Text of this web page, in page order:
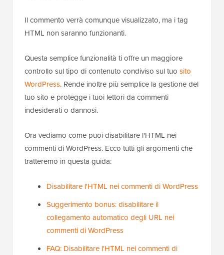
Il commento verrà comunque visualizzato, ma i tag
HTML non saranno funzionanti.
Questa semplice funzionalità ti offre un maggiore
controllo sul tipo di contenuto condiviso sul tuo sito
WordPress. Rende inoltre più semplice la gestione del
tuo sito e protegge i tuoi lettori da commenti
indesiderati o dannosi.
Ora vediamo come puoi disabilitare l'HTML nei
commenti di WordPress. Ecco tutti gli argomenti che
tratteremo in questa guida:
Disabilitare l'HTML nei commenti di WordPress
Suggerimento bonus: disabilitare il
collegamento automatico degli URL nei
commenti di WordPress
FAQ: Disabilitare l'HTML nei commenti di